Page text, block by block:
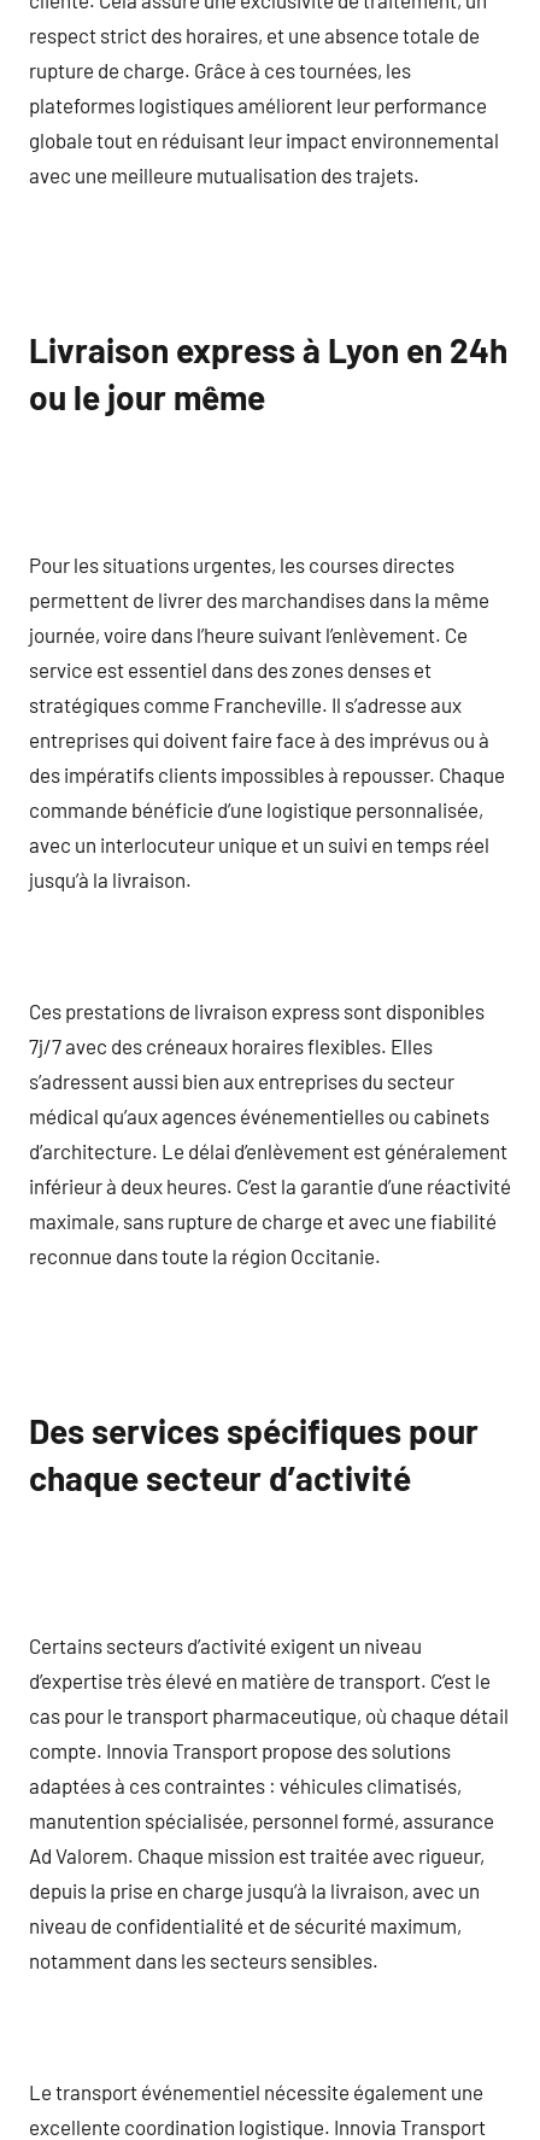
respect strict des horaires, et une absence totale de
rupture de charge. Grâce à ces tournées, les
plateformes logistiques améliorent leur performance
globale tout en réduisant leur impact environnemental
avec une meilleure mutualisation des trajets.
Livraison express à Lyon en 24h
ou le jour même
Pour les situations urgentes, les courses directes
permettent de livrer des marchandises dans la même
journée, voire dans l’heure suivant l’enlèvement. Ce
service est essentiel dans des zones denses et
stratégiques comme Francheville. Il s’adresse aux
entreprises qui doivent faire face à des imprévus ou à
des impératifs clients impossibles à repousser. Chaque
commande bénéficie d’une logistique personnalisée,
avec un interlocuteur unique et un suivi en temps réel
jusqu’à la livraison.
Ces prestations de livraison express sont disponibles
7j/7 avec des créneaux horaires flexibles. Elles
s’adressent aussi bien aux entreprises du secteur
médical qu’aux agences événementielles ou cabinets
d’architecture. Le délai d’enlèvement est généralement
inférieur à deux heures. C’est la garantie d’une réactivité
maximale, sans rupture de charge et avec une fiabilité
reconnue dans toute la région Occitanie.
Des services spécifiques pour
chaque secteur d’activité
Certains secteurs d’activité exigent un niveau
d’expertise très élevé en matière de transport. C’est le
cas pour le transport pharmaceutique, où chaque détail
compte. Innovia Transport propose des solutions
adaptées à ces contraintes : véhicules climatisés,
manutention spécialisée, personnel formé, assurance
Ad Valorem. Chaque mission est traitée avec rigueur,
depuis la prise en charge jusqu’à la livraison, avec un
niveau de confidentialité et de sécurité maximum,
notamment dans les secteurs sensibles.
Le transport événementiel nécessite également une
excellente coordination logistique. Innovia Transport